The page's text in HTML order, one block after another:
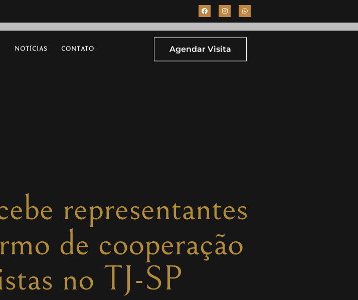
NOTÍCIAS CONTATO Agendar Visita
representantes
de cooperação
no TJ-SP